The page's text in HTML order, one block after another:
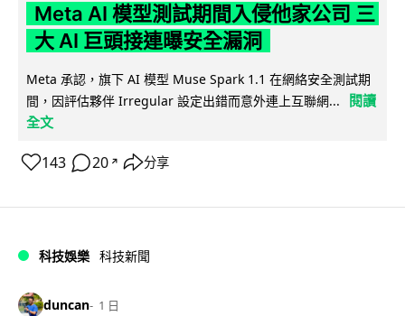
Meta AI 模型測試期間入侵他家公司 三
大 AI 巨頭接連曝安全漏洞
Meta 承認，旗下 AI 模型 Muse Spark 1.1 在網絡安全測試期
間，因評估夥伴 Irregular 設定出錯而意外連上互聯網...
閱讀
全文
143 20 ↗ 分享
科技娛樂 科技新聞
duncan 1 日